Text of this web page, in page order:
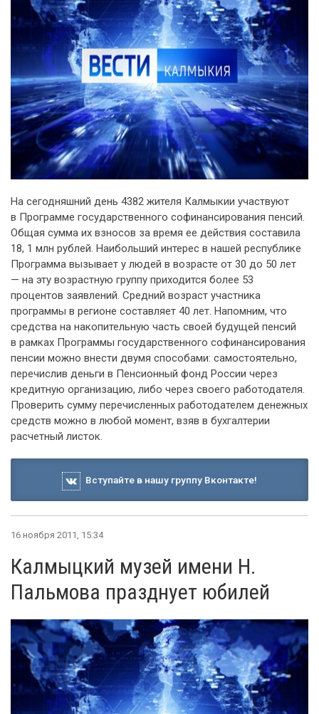
На сегодняшний день 4382 жителя Калмыкии участвуют
в Программе государственного софинансирования пенсий.
Общая сумма их взносов за время ее действия составила
18, 1 млн рублей. Наибольший интерес в нашей республике
Программа вызывает у людей в возрасте от 30 до 50 лет
— на эту возрастную группу приходится более 53
процентов заявлений. Средний возраст участника
программы в регионе составляет 40 лет. Напомним, что
средства на накопительную часть своей будущей пенсий
в рамках Программы государственного софинансирования
пенсии можно внести двумя способами: самостоятельно,
перечислив деньги в Пенсионный фонд России через
кредитную организацию, либо через своего работодателя.
Проверить сумму перечисленных работодателем денежных
средств можно в любой момент, взяв в бухгалтерии
расчетный листок.
Вступайте в нашу группу Вконтакте!
16 ноября 2011, 15:34
Калмыцкий музей имени Н.
Пальмова празднует юбилей